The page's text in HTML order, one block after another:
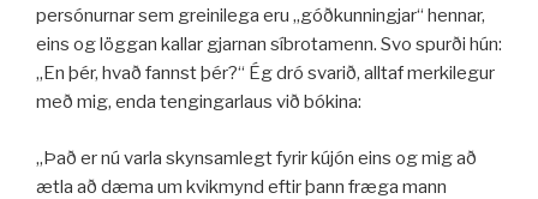
persónurnar sem greinilega eru „góðkunningjar“ hennar,
eins og löggan kallar gjarnan síbrotamenn. Svo spurði hún:
„En þér, hvað fannst þér?“ Ég dró svarið, alltaf merkilegur
með mig, enda tengingarlaus við bókina:
„Það er nú varla skynsamlegt fyrir kújón eins og mig að
ætla að dæma um kvikmynd eftir þann fræga mann